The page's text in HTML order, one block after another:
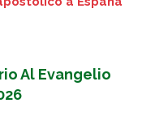
Al Evangelio